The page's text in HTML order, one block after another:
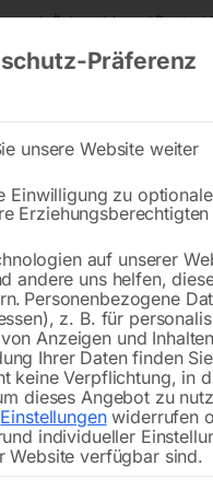
nach Österreich und
Bohrstange SCLCR-08,
Präferenz
unsere Website weiter
Einwilligung zu
Erziehungsberechtigten
auf unserer
andere uns helfen,
Personenbezogene
z. B. für
Anzeigen und
Ihrer Daten finden
keine Verpflichtung, in
dieses Angebot zu
Einstellungenwiderrufen
individueller
Website verfügbar sind.